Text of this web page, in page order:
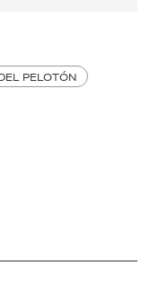
PELOTÓN